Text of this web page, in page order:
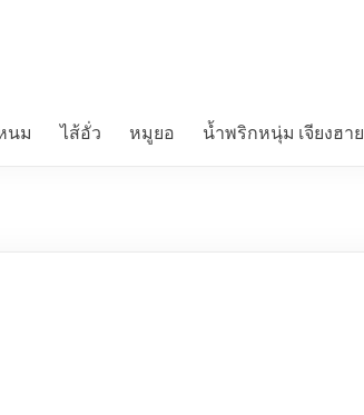
นม ไส้อั่ว หมูยอ น้ำพริกหนุ่ม เจียงฮาย